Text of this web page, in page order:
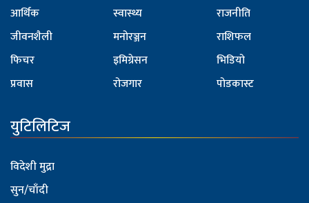
आर्थिक
जीवनशैली
फिचर
प्रवास
स्वास्थ्य
मनोरञ्जन
इमिग्रेसन
रोजगार
राजनीति
राशिफल
भिडियो
पोडकास्ट
युटिलिटिज
विदेशी मुद्रा
सुन/चाँदी